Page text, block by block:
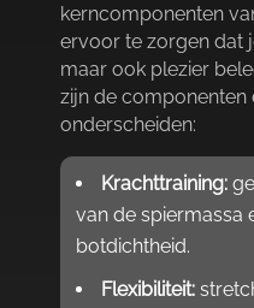
kerncomponenten
ervoor te zorgen dat
maar ook plezier
zijn de componenten
onderscheiden:
Krachttraining:
van de spiermassa
botdichtheid.​
Flexibiliteit: